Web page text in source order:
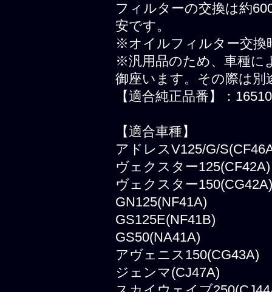
フィルターの交換は約
安です。
※オイルフィルター交換
※汎用品のため、車種に
御座います。その際は
【適合純正品番】：
【適合車種】
アドレスV125/G/
ヴェクスター125(CF42A)
ヴェクスター150(CG42A)
GN125(NF41A)
GS125E(NF41B)
GS50(NA41A)
アヴェニス150(CG43A)
ジェンマ(CJ47A)